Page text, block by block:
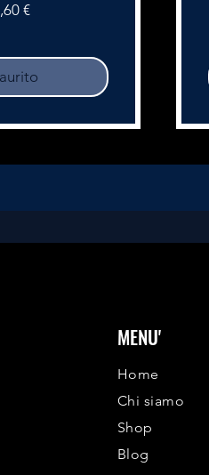
€
MENU'
Home
Chi siamo
Shop
Blog